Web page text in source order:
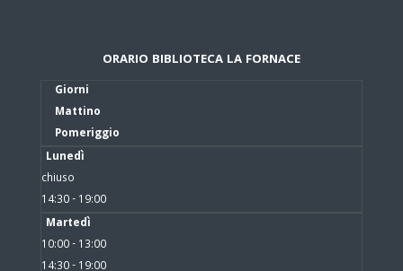
ORARIO BIBLIOTECA LA FORNACE
Giorni
Mattino
Pomeriggio
Lunedì
chiuso
14:30 - 19:00
Martedì
10:00 - 13:00
14:30 - 19:00